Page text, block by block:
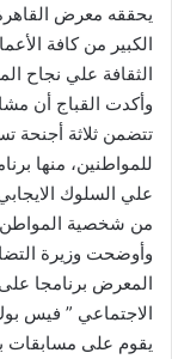
يحققه معرض القاهرة
الكبير من كافة
الثقافة علي نجاح
وأكدت القباج أن
تتضمن ثلاثة أجنحة
للمواطنين، منها
علي السلوك
من شخصية
وأوضحت وزيرة
المعرض برنامجا
الاجتماعي ” فيس
يقوم على مسابقات